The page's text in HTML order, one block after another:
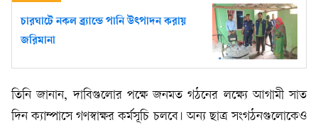
চারঘাটে নকল ব্র্যান্ডে পানি উৎপাদন করায়
জরিমানা
তিনি জানান, দাবিগুলোর পক্ষে জনমত গঠনের লক্ষ্যে আগামী সাত
দিন ক্যাম্পাসে গণস্বাক্ষর কর্মসূচি চলবে। অন্য ছাত্র সংগঠনগুলোকেও